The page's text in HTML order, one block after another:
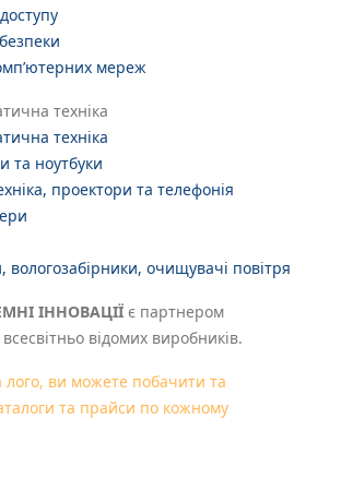
мереж
техніка
техніка
та ноутбуки
проектори та телефонія
вологозабірники, очищувачі повітря
ІННОВАЦІЇ є партнером
відомих виробників.
ви можете побачити та
та прайси по кожному